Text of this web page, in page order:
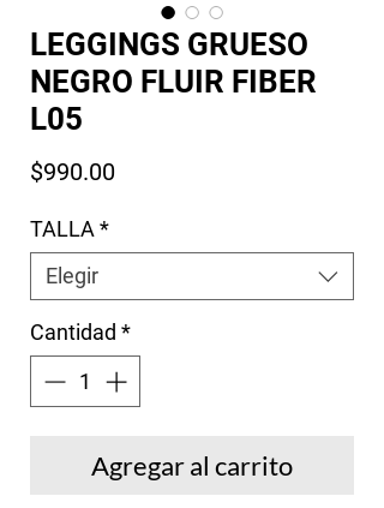
LEGGINGS GRUESO
NEGRO FLUIR FIBER
L05
$990.00Precio
TALLA *
Elegir
Cantidad *
Agregar al carrito